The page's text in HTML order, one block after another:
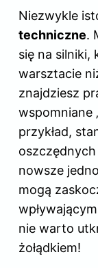
Niezwykle
techniczne.
się na silniki,
warsztacie
znajdziesz
wspomniane
przykład,
nowsze
mogą
nie warto
żołądkiem!